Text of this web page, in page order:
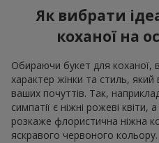
Як вибрати
коханої на
Обираючи букет для коханої,
характер жінки та стиль,
ваших почуттів. Так,
симпатії є ніжні рожеві
розкаже флористична ніжна
яскравого червоного кольору.